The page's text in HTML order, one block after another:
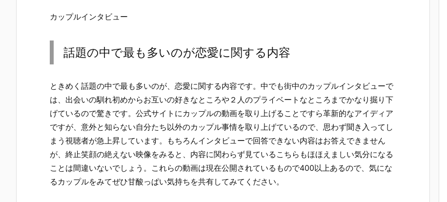
カップルインタビュー
話題の中で最も多いのが恋愛に関する内容
ときめく話題の中で最も多いのが、恋愛に関する内容です。中でも街中のカップルインタビューで
は、出会いの馴れ初めからお互いの好きなところや２人のプライベートなところまでかなり掘り下
げているので驚きです。公式サイトにカップルの動画を取り上げることですら革新的なアイディア
ですが、意外と知らない自分たち以外のカップル事情を取り上げているので、思わず聞き入ってし
まう視聴者が急上昇しています。もちろんインタビューで回答できない内容はお答えできません
が、終止笑顔の絶えない映像をみると、内容に関わらず見ているこちらもほほえましい気分になる
ことは間違いないでしょう。これらの動画は現在公開されているもので400以上あるので、気にな
るカップルをみてぜひ甘酸っぱい気持ちを共有してみてください。